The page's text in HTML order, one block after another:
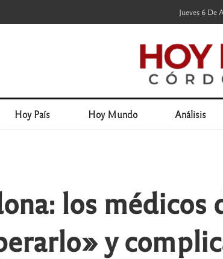
Jueves 6 De
Hoy País Hoy Mundo Análisis
los médicos
y